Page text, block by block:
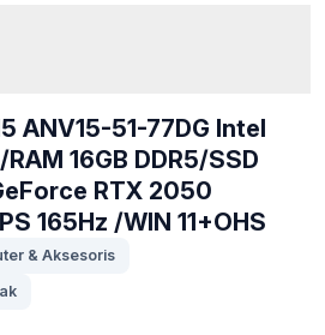
ANV15-51-77DG Intel
16GB DDR5/SSD
RTX 2050
165Hz /WIN 11+OHS
& Aksesoris